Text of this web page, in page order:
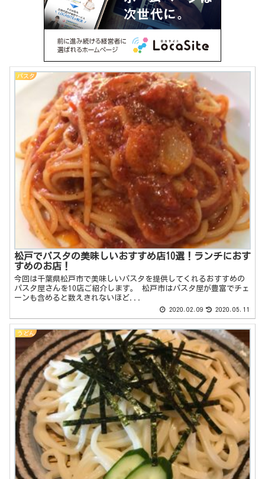
パスタ
松戸でパスタの美味しいおすすめ店10選！ランチにおす
すめのお店！
今回は千葉県松戸市で美味しいパスタを提供してくれるおすすめの
パスタ屋さんを10店ご紹介します。 松戸市はパスタ屋が豊富でチェ
ーンも含めると数えきれないほど...
2020.02.09 2020.05.11
うどん